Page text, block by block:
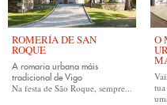
ROMERÍA DE SAN
ROQUE
A romaria urbana máis
tradicional de Vigo
Na festa de São Roque, sempre...
O